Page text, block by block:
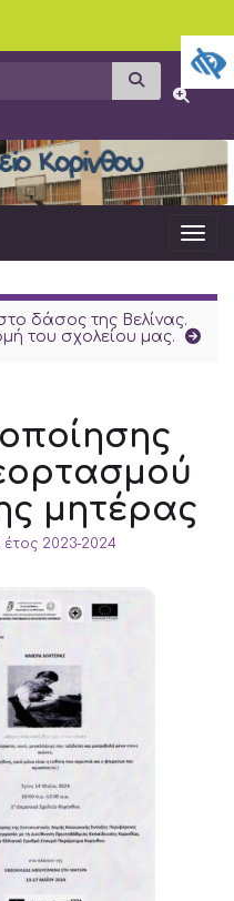
Αναζήτηση
δάσος της Βελίνας.
του σχολείου μας.
μητέρας
έτος 2023-2024